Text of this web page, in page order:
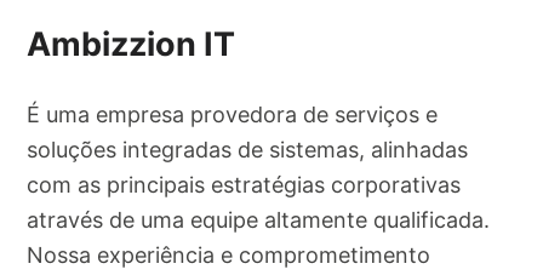
Ambizzion IT
É uma empresa provedora de serviços e
soluções integradas de sistemas, alinhadas
com as principais estratégias corporativas
através de uma equipe altamente qualificada.
Nossa experiência e comprometimento